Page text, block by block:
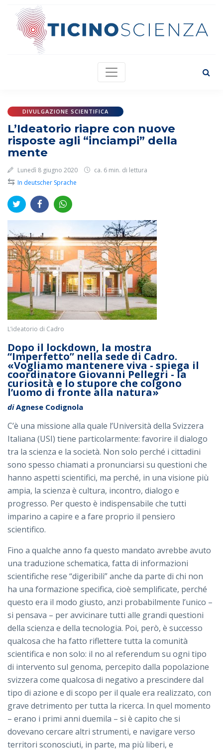
DIVULGAZIONE SCIENTIFICA
L’Ideatorio riapre con nuove
risposte agli “inciampi” della
mente
Lunedì 8 giugno 2020 ca. 6 min. di lettura
⇆ In deutscher Sprache
L’ideatorio di Cadro
Dopo il lockdown, la mostra
“Imperfetto” nella sede di Cadro.
«Vogliamo mantenere viva - spiega il
coordinatore Giovanni Pellegri - la
curiosità e lo stupore che colgono
l’uomo di fronte alla natura»
diAgnese Codignola
C’è una missione alla quale l’Università della Svizzera
Italiana (USI) tiene particolarmente: favorire il dialogo
tra la scienza e la società. Non solo perché i cittadini
sono spesso chiamati a pronunciarsi su questioni che
hanno aspetti scientifici, ma perché, in una visione più
ampia, la scienza è cultura, incontro, dialogo e
progresso. Per questo è indispensabile che tutti
imparino a capire e a fare proprio il pensiero
scientifico.
Fino a qualche anno fa questo mandato avrebbe avuto
una traduzione schematica, fatta di informazioni
scientifiche rese “digeribili” anche da parte di chi non
ha una formazione specifica, cioè semplificate, perché
questo era il modo giusto, anzi probabilmente l’unico –
si pensava – per avvicinare tutti alle grandi questioni
della scienza e della tecnologia. Poi, però, è successo
qualcosa che ha fatto riflettere tutta la comunità
scientifica e non solo: il no al referendum su ogni tipo
di intervento sul genoma, percepito dalla popolazione
svizzera come qualcosa di negativo a prescindere dal
tipo di azione e di scopo per il quale era realizzato, con
grave detrimento per tutta la ricerca. In quel momento
– erano i primi anni duemila – si è capito che si
dovevano cercare altri strumenti, e navigare verso
territori sconosciuti, in parte, ma più liberi, e